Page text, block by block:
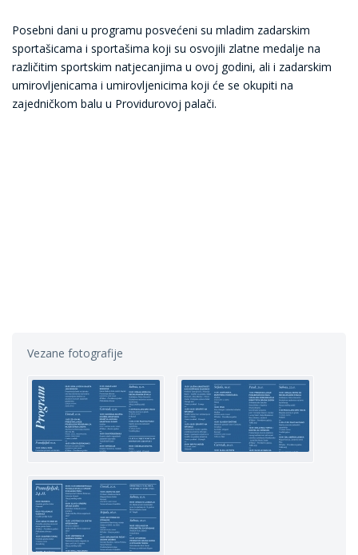
Posebni dani u programu posvećeni su mladim zadarskim
sportašicama i sportašima koji su osvojili zlatne medalje na
različitim sportskim natjecanjima u ovoj godini, ali i zadarskim
umirovljenicama i umirovljenicima koji će se okupiti na
zajedničkom balu u Providurovoj palači.
Vezane fotografije